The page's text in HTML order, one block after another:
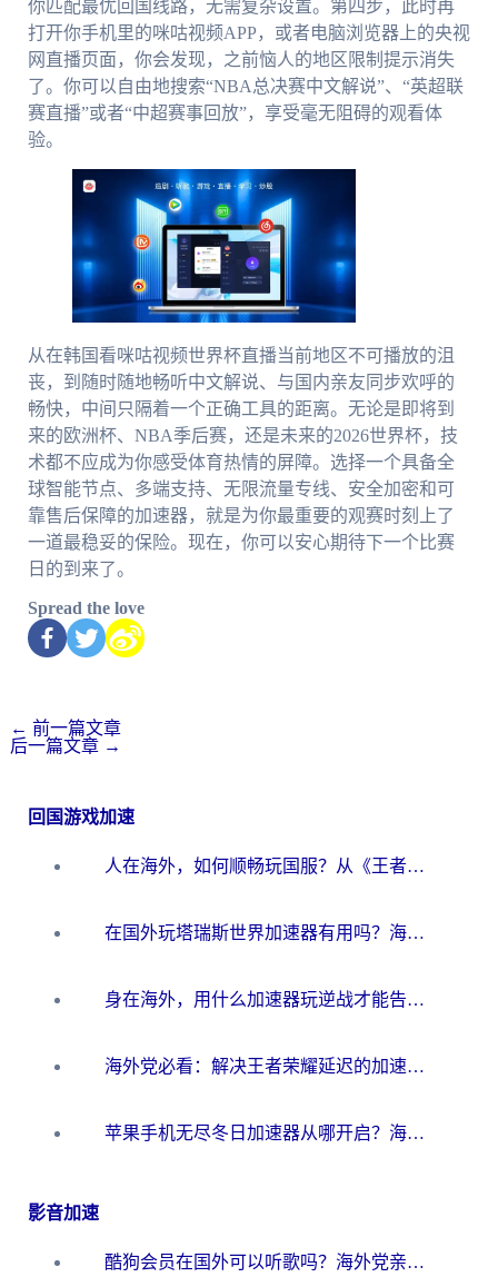
你匹配最优回国线路，无需复杂设置。第四步，此时再
打开你手机里的咪咕视频APP，或者电脑浏览器上的央视
网直播页面，你会发现，之前恼人的地区限制提示消失
了。你可以自由地搜索“NBA总决赛中文解说”、“英超联
赛直播”或者“中超赛事回放”，享受毫无阻碍的观看体
验。
从在韩国看咪咕视频世界杯直播当前地区不可播放的沮
丧，到随时随地畅听中文解说、与国内亲友同步欢呼的
畅快，中间只隔着一个正确工具的距离。无论是即将到
来的欧洲杯、NBA季后赛，还是未来的2026世界杯，技
术都不应成为你感受体育热情的屏障。选择一个具备全
球智能节点、多端支持、无限流量专线、安全加密和可
靠售后保障的加速器，就是为你最重要的观赛时刻上了
一道最稳妥的保险。现在，你可以安心期待下一个比赛
日的到来了。
Spread the love
← 前一篇文章
后一篇文章 →
回国游戏加速
人在海外，如何顺畅玩国服？从《王者荣耀》到《云图计划》的加速器终极指南
在国外玩塔瑞斯世界加速器有用吗？海外玩家亲测后的真实答案
身在海外，用什么加速器玩逆战才能告别延迟？
海外党必看：解决王者荣耀延迟的加速器终极指南——从EVE到猫和老鼠，一个工具全搞定
苹果手机无尽冬日加速器从哪开启？海外玩家的冬日生存指南
影音加速
酷狗会员在国外可以听歌吗？海外党亲测有效：3步解决音乐权限难题